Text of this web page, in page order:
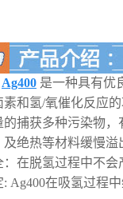
Ag400 是一种具有优
素和氢/氧催化反应
的捕获多种污染物
及绝热等材料缓慢溢
：在脱氢过程中不会
: Ag400在吸氢过程